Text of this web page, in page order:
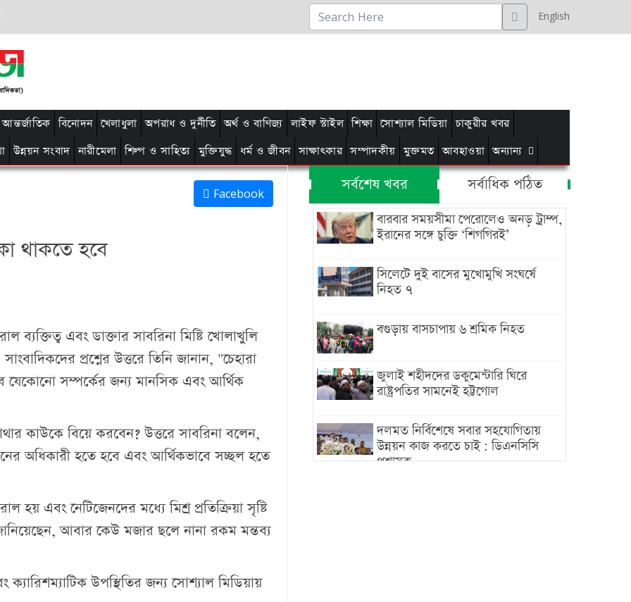
English
আন্তর্জাতিক বিনোদন খেলাধুলা অপরাধ ও দুর্নীতি অর্থ ও বাণিজ্য লাইফ স্টাইল শিক্ষা সোশ্যাল মিডিয়া চাকুরীর খবর
উন্নয়ন সংবাদ নারীমেলা শিল্প ও সাহিত্য মুক্তিযুদ্ধ ধর্ম ও জীবন সাক্ষাৎকার সম্পাদকীয় মুক্তমত আবহাওয়া অন্যান্য
Facebook
থাকতে হবে
ব্যক্তিত্ব এবং ডাক্তার সাবরিনা মিষ্টি খোলাখুলি
প্রশ্নের উত্তরে তিনি জানান, "চেহারা
যেকোনো সম্পর্কের জন্য মানসিক এবং আর্থিক
কাউকে বিয়ে করবেন? উত্তরে সাবরিনা বলেন,
অধিকারী হতে হবে এবং আর্থিকভাবে সচ্ছল হতে
হয় এবং নেটিজেনদের মধ্যে মিশ্র প্রতিক্রিয়া সৃষ্টি
আবার কেউ মজার ছলে নানা রকম মন্তব্য
উপস্থিতির জন্য সোশ্যাল মিডিয়ায়
সর্বশেষ খবর সর্বাধিক পঠিত
বারবার সময়সীমা পেরোলেও অনড় ট্রাম্প,
ইরানের সঙ্গে চুক্তি ‘শিগগিরই’
সিলেটে দুই বাসের মুখোমুখি সংঘর্ষে
নিহত ৭
বগুড়ায় বাসচাপায় ৬ শ্রমিক নিহত
জুলাই শহীদদের ডকুমেন্টারি ঘিরে
রাষ্ট্রপতির সামনেই হট্টগোল
দলমত নির্বিশেষে সবার সহযোগিতায়
উন্নয়ন কাজ করতে চাই : ডিএনসিসি
প্রশাসক